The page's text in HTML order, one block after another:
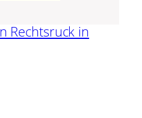
Rechtsruck in